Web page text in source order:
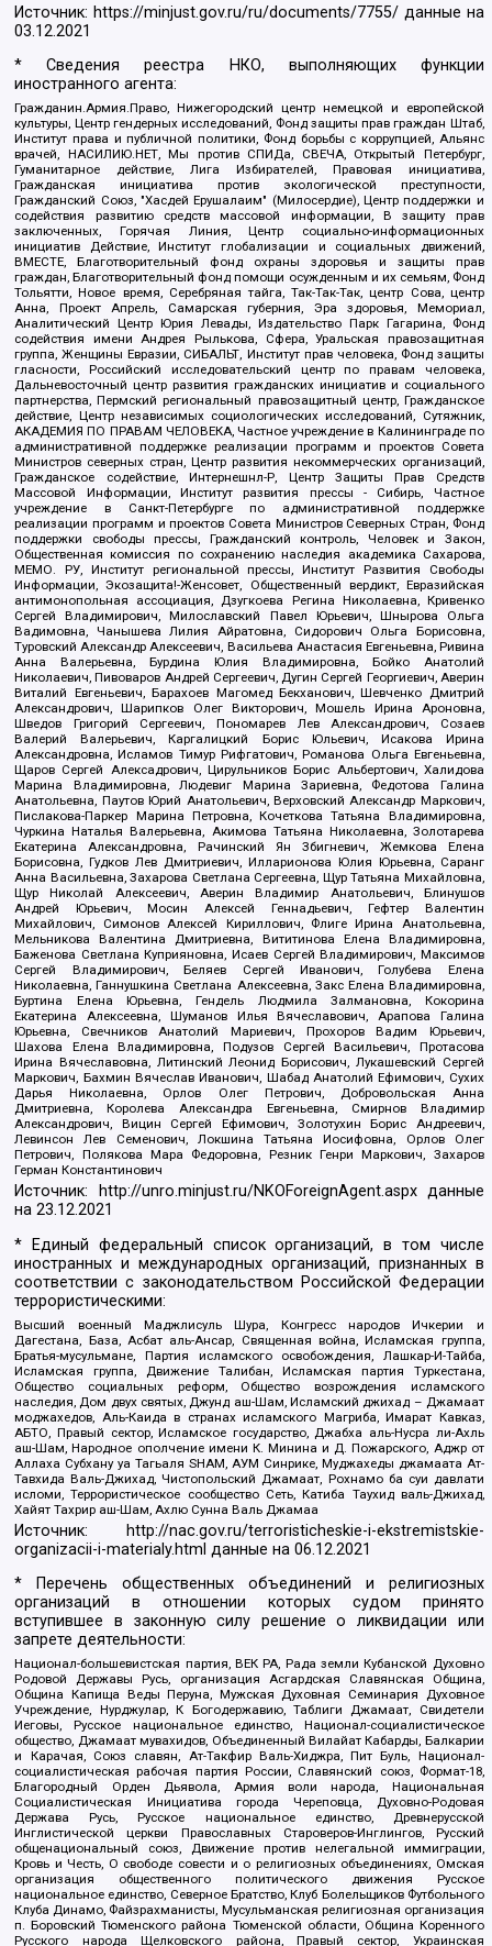
Источник: https://minjust.gov.ru/ru/documents/7755/ данные на
03.12.2021
* Сведения реестра НКО, выполняющих функции
иностранного агента:
Гражданин.Армия.Право, Нижегородский центр немецкой и европейской
культуры, Центр гендерных исследований, Фонд защиты прав граждан Штаб,
Институт права и публичной политики, Фонд борьбы с коррупцией, Альянс
врачей, НАСИЛИЮ.НЕТ, Мы против СПИДа, СВЕЧА, Открытый Петербург,
Гуманитарное действие, Лига Избирателей, Правовая инициатива,
Гражданская инициатива против экологической преступности,
Гражданский Союз, "Хасдей Ерушалаим" (Милосердие), Центр поддержки и
содействия развитию средств массовой информации, В защиту прав
заключенных, Горячая Линия, Центр социально-информационных
инициатив Действие, Институт глобализации и социальных движений,
ВМЕСТЕ, Благотворительный фонд охраны здоровья и защиты прав
граждан, Благотворительный фонд помощи осужденным и их семьям, Фонд
Тольятти, Новое время, Серебряная тайга, Так-Так-Так, центр Сова, центр
Анна, Проект Апрель, Самарская губерния, Эра здоровья, Мемориал,
Аналитический Центр Юрия Левады, Издательство Парк Гагарина, Фонд
содействия имени Андрея Рылькова, Сфера, Уральская правозащитная
группа, Женщины Евразии, СИБАЛЬТ, Институт прав человека, Фонд защиты
гласности, Российский исследовательский центр по правам человека,
Дальневосточный центр развития гражданских инициатив и социального
партнерства, Пермский региональный правозащитный центр, Гражданское
действие, Центр независимых социологических исследований, Сутяжник,
АКАДЕМИЯ ПО ПРАВАМ ЧЕЛОВЕКА, Частное учреждение в Калининграде по
административной поддержке реализации программ и проектов Совета
Министров северных стран, Центр развития некоммерческих организаций,
Гражданское содействие, Интернешнл-Р, Центр Защиты Прав Средств
Массовой Информации, Институт развития прессы - Сибирь, Частное
учреждение в Санкт-Петербурге по административной поддержке
реализации программ и проектов Совета Министров Северных Стран, Фонд
поддержки свободы прессы, Гражданский контроль, Человек и Закон,
Общественная комиссия по сохранению наследия академика Сахарова,
МЕМО. РУ, Институт региональной прессы, Институт Развития Свободы
Информации, Экозащита!-Женсовет, Общественный вердикт, Евразийская
антимонопольная ассоциация, Дзугкоева Регина Николаевна, Кривенко
Сергей Владимирович, Милославский Павел Юрьевич, Шнырова Ольга
Вадимовна, Чанышева Лилия Айратовна, Сидорович Ольга Борисовна,
Туровский Александр Алексеевич, Васильева Анастасия Евгеньевна, Ривина
Анна Валерьевна, Бурдина Юлия Владимировна, Бойко Анатолий
Николаевич, Пивоваров Андрей Сергеевич, Дугин Сергей Георгиевич, Аверин
Виталий Евгеньевич, Барахоев Магомед Бекханович, Шевченко Дмитрий
Александрович, Шарипков Олег Викторович, Мошель Ирина Ароновна,
Шведов Григорий Сергеевич, Пономарев Лев Александрович, Созаев
Валерий Валерьевич, Каргалицкий Борис Юльевич, Исакова Ирина
Александровна, Исламов Тимур Рифгатович, Романова Ольга Евгеньевна,
Щаров Сергей Алексадрович, Цирульников Борис Альбертович, Халидова
Марина Владимировна, Людевиг Марина Зариевна, Федотова Галина
Анатольевна, Паутов Юрий Анатольевич, Верховский Александр Маркович,
Пислакова-Паркер Марина Петровна, Кочеткова Татьяна Владимировна,
Чуркина Наталья Валерьевна, Акимова Татьяна Николаевна, Золотарева
Екатерина Александровна, Рачинский Ян Збигневич, Жемкова Елена
Борисовна, Гудков Лев Дмитриевич, Илларионова Юлия Юрьевна, Саранг
Анна Васильевна, Захарова Светлана Сергеевна, Щур Татьяна Михайловна,
Щур Николай Алексеевич, Аверин Владимир Анатольевич, Блинушов
Андрей Юрьевич, Мосин Алексей Геннадьевич, Гефтер Валентин
Михайлович, Симонов Алексей Кириллович, Флиге Ирина Анатольевна,
Мельникова Валентина Дмитриевна, Вититинова Елена Владимировна,
Баженова Светлана Куприяновна, Исаев Сергей Владимирович, Максимов
Сергей Владимирович, Беляев Сергей Иванович, Голубева Елена
Николаевна, Ганнушкина Светлана Алексеевна, Закс Елена Владимировна,
Буртина Елена Юрьевна, Гендель Людмила Залмановна, Кокорина
Екатерина Алексеевна, Шуманов Илья Вячеславович, Арапова Галина
Юрьевна, Свечников Анатолий Мариевич, Прохоров Вадим Юрьевич,
Шахова Елена Владимировна, Подузов Сергей Васильевич, Протасова
Ирина Вячеславовна, Литинский Леонид Борисович, Лукашевский Сергей
Маркович, Бахмин Вячеслав Иванович, Шабад Анатолий Ефимович, Сухих
Дарья Николаевна, Орлов Олег Петрович, Добровольская Анна
Дмитриевна, Королева Александра Евгеньевна, Смирнов Владимир
Александрович, Вицин Сергей Ефимович, Золотухин Борис Андреевич,
Левинсон Лев Семенович, Локшина Татьяна Иосифовна, Орлов Олег
Петрович, Полякова Мара Федоровна, Резник Генри Маркович, Захаров
Герман Константинович
Источник: http://unro.minjust.ru/NKOForeignAgent.aspxданные
на23.12.2021
* Единый федеральный список организаций, в том числе
иностранных и международных организаций, признанных в
соответствии с законодательством Российской Федерации
террористическими:
Высший военный Маджлисуль Шура, Конгресс народов Ичкерии и
Дагестана, База, Асбат аль-Ансар, Священная война, Исламская группа,
Братья-мусульмане, Партия исламского освобождения, Лашкар-И-Тайба,
Исламская группа, Движение Талибан, Исламская партия Туркестана,
Общество социальных реформ, Общество возрождения исламского
наследия, Дом двух святых, Джунд аш-Шам, Исламский джихад – Джамаат
моджахедов, Аль-Каида в странах исламского Магриба, Имарат Кавказ,
АБТО, Правый сектор, Исламское государство, Джабха аль-Нусра ли-Ахль
аш-Шам, Народное ополчение имени К. Минина и Д. Пожарского, Аджр от
Аллаха Субхану уа Тагьаля SHAM, АУМ Синрике, Муджахеды джамаата Ат-
Тавхида Валь-Джихад, Чистопольский Джамаат, Рохнамо ба суи давлати
исломи, Террористическое сообщество Сеть, Катиба Таухид валь-Джихад,
Хайят Тахрир аш-Шам, Ахлю Сунна Валь Джамаа
Источник:
http://nac.gov.ru/terroristicheskie-i-ekstremistskie-
organizacii-i-materialy.html данные на06.12.2021
* Перечень общественных объединений и религиозных
организаций в отношении которых судом принято
вступившее в законную силу решение о ликвидации или
запрете деятельности:
Национал-большевистская партия, ВЕК РА, Рада земли Кубанской Духовно
Родовой Державы Русь, организация Асгардская Славянская Община,
Община Капища Веды Перуна, Мужская Духовная Семинария Духовное
Учреждение, Нурджулар, К Богодержавию, Таблиги Джамаат, Свидетели
Иеговы, Русское национальное единство, Национал-социалистическое
общество, Джамаат мувахидов, Объединенный Вилайат Кабарды, Балкарии
и Карачая, Союз славян, Ат-Такфир Валь-Хиджра, Пит Буль, Национал-
социалистическая рабочая партия России, Славянский союз, Формат-18,
Благородный Орден Дьявола, Армия воли народа, Национальная
Социалистическая Инициатива города Череповца, Духовно-Родовая
Держава Русь, Русское национальное единство, Древнерусской
Инглистической церкви Православных Староверов-Инглингов, Русский
общенациональный союз, Движение против нелегальной иммиграции,
Кровь и Честь, О свободе совести и о религиозных объединениях, Омская
организация общественного политического движения Русское
национальное единство, Северное Братство, Клуб Болельщиков Футбольного
Клуба Динамо, Файзрахманисты, Мусульманская религиозная организация
п. Боровский Тюменского района Тюменской области, Община Коренного
Русского народа Щелковского района, Правый сектор, Украинская